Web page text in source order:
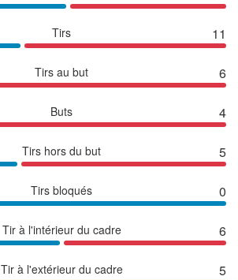
Tirs 11
Tirs au but 6
Buts 4
Tirs hors du but 5
Tirs bloqués 0
Tir à l'intérieur du cadre 6
Tir à l'extérieur du cadre 5